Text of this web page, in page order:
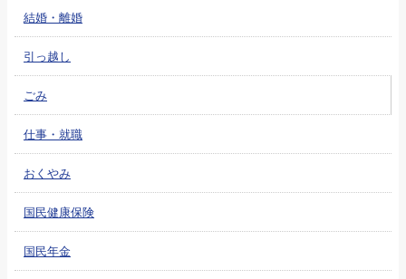
結婚・離婚
引っ越し
ごみ
仕事・就職
おくやみ
国民健康保険
国民年金